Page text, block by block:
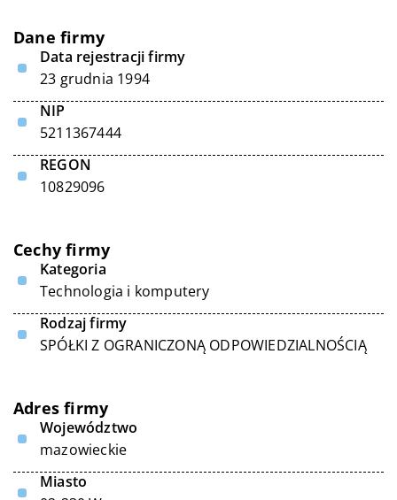
Dane firmy
Data rejestracji firmy
23 grudnia 1994
NIP
5211367444
REGON
10829096
Cechy firmy
Kategoria
Technologia i komputery
Rodzaj firmy
SPÓŁKI Z OGRANICZONĄ ODPOWIEDZIALNOŚCIĄ
Adres firmy
Województwo
mazowieckie
Miasto